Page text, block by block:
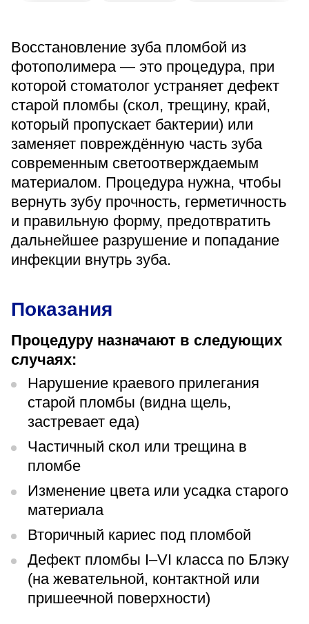
399000, г. Липецк, Плехановское лесничество,
Ленинский лесхоз, квартал 67
Понедельник — четверг
08:00–16:45
перерыв 12:00–12:30
Пятница
08:00–15:45
перерыв 12:00–12:30
Администратор
+7 (4742) 72-73-31
Восстановление зуба пломбой из
фотополимера — это процедура, при
которой стоматолог устраняет дефект
старой пломбы (скол, трещину, край,
который пропускает бактерии) или
заменяет повреждённую часть зуба
современным светоотверждаемым
материалом. Процедура нужна, чтобы
вернуть зубу прочность, герметичность
и правильную форму, предотвратить
дальнейшее разрушение и попадание
инфекции внутрь зуба.
Показания
Процедуру назначают в следующих
случаях:
Нарушение краевого прилегания
старой пломбы (видна щель,
застревает еда)
Частичный скол или трещина в
пломбе
Изменение цвета или усадка старого
материала
Вторичный кариес под пломбой
Дефект пломбы I–VI класса по Блэку
(на жевательной, контактной или
пришеечной поверхности)